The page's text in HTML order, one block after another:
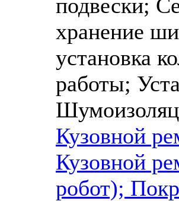
подвески;
хранение
установка
работы;
Кузовной
Кузовной
робот);